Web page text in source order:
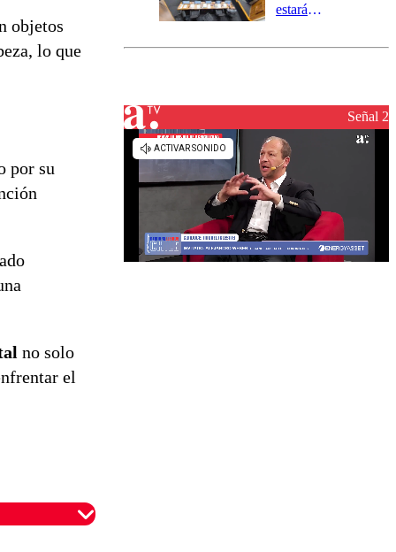
objetos
lo que
por su
no solo
el
estará
el fin de la
reconstrucciónSeñal 2